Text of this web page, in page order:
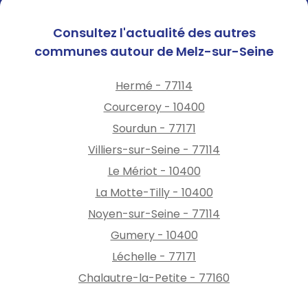
Consultez l'actualité des autres
communes autour de Melz-sur-Seine
Hermé - 77114
Courceroy - 10400
Sourdun - 77171
Villiers-sur-Seine - 77114
Le Mériot - 10400
La Motte-Tilly - 10400
Noyen-sur-Seine - 77114
Gumery - 10400
Léchelle - 77171
Chalautre-la-Petite - 77160